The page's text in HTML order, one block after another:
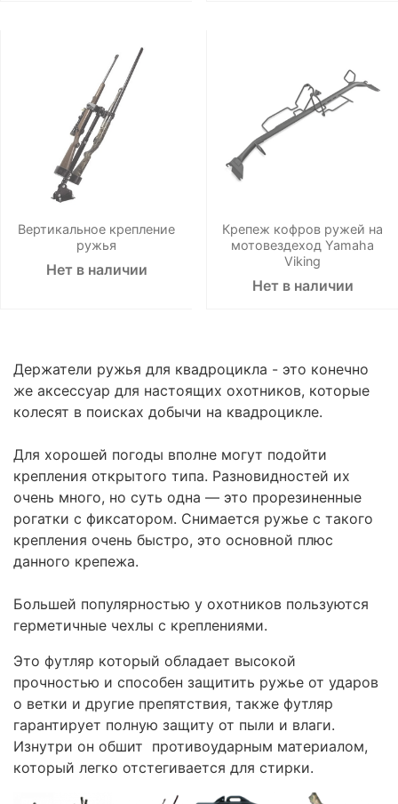
Вертикальное крепление
ружья
Нет в наличии
Крепеж кофров ружей на
мотовездеход Yamaha
Viking
Нет в наличии
Держатели ружья для квадроцикла - это конечно
же аксессуар для настоящих охотников, которые
колесят в поисках добычи на квадроцикле.
Для хорошей погоды вполне могут подойти
крепления открытого типа. Разновидностей их
очень много, но суть одна — это прорезиненные
рогатки с фиксатором. Снимается ружье с такого
крепления очень быстро, это основной плюс
данного крепежа.
Большей популярностью у охотников пользуются
герметичные чехлы с креплениями.
Это футляр который обладает высокой
прочностью и способен защитить ружье от ударов
о ветки и другие препятствия, также футляр
гарантирует полную защиту от пыли и влаги.
Изнутри он обшит противоударным материалом,
который легко отстегивается для стирки.